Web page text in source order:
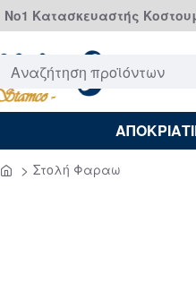
Νο1 Κατασκευαστής
Αναζήτηση
προϊόντων
Στολή Φαραω